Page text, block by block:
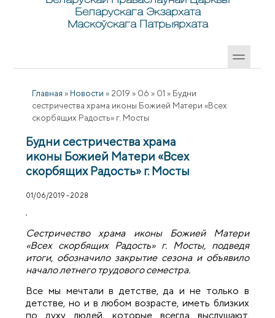
Беларускага Экзархата
Маскоўскага Патрыярхата
Главная » Новости » 2019 » 06 » 01 » Будни
сестричества храма иконы Божией Матери «Всех
скорбящих Радость» г. Мосты
Будни сестричества храма
иконы Божией Матери «Всех
скорбящих Радость» г. Мосты
01/06/2019 - 20:28
Сестричество храма иконы Божией Матери
«Всех скорбящих Радость» г. Мосты, подведя
итоги, обозначило закрытие сезона и объявило
начало летнего трудового семестра.
Все мы мечтали в детстве, да и не только в
детстве, но и в любом возрасте, иметь близких
по духу людей, которые всегда выслушают,